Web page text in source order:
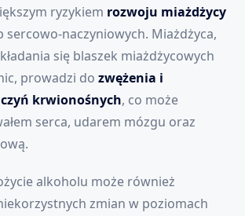
ryzykiem rozwoju miażdżycy
sercowo-naczyniowych. Miażdżyca,
się blaszek miażdżycowych
prowadzi do zwężenia i
krwionośnych, co może
serca, udarem mózgu oraz
alkoholu może również
zmian w poziomach